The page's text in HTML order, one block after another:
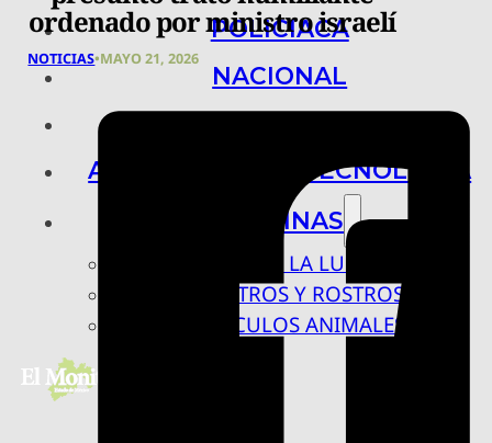
POLICIACA
NACIONAL
ARTE, CIENCIA Y TECNOLOGÍA
COLUMNAS
BAJO LA LUPA
RASTROS Y ROSTROS
VÍNCULOS ANIMALES
ordenado por ministro israelí
NOTICIAS•MAYO 21, 2026